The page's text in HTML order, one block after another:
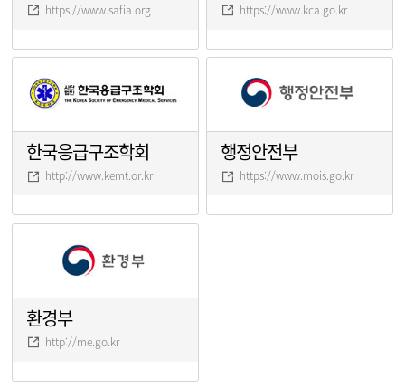
https://www.safia.org https://www.kca.go.kr
한국응급구조학회
http://www.kemt.or.kr
행정안전부
https://www.mois.go.kr
환경부
http://me.go.kr